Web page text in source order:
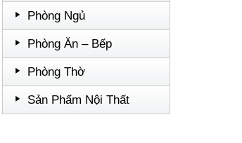
Phòng Ngủ
Phòng Ăn – Bếp
Phòng Thờ
Sản Phẩm Nội Thất